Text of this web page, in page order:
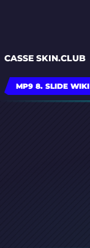
CASSE SKIN.CLUB
MP9 8. SLIDE WIKI